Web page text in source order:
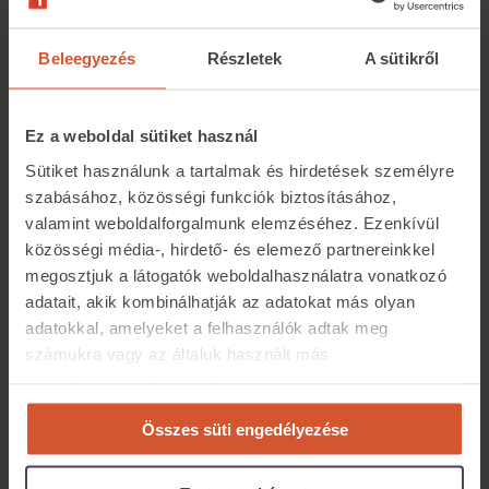
Beleegyezés Részletek A sütikről
Ez a weboldal sütiket használ
Sütiket használunk a tartalmak és hirdetések személyre
szabásához, közösségi funkciók biztosításához,
valamint weboldalforgalmunk elemzéséhez. Ezenkívül
közösségi média-, hirdető- és elemező partnereinkkel
megosztjuk a látogatók weboldalhasználatra vonatkozó
adatait, akik kombinálhatják az adatokat más olyan
adatokkal, amelyeket a felhasználók adtak meg
számukra vagy az általuk használt más
Összes süti engedélyezése
Ezek voltak a 2023-as albérletpiac
rekordjai
Az év vége közeledtével az ingatlan.com a saját
adataiból összegyűjtötte az idei albérletpiaci “legeket”
is. Kecskeméten, Debrecenben és Szegeden is lehetett
közül a legolcsóbb a Nógrád vármegyei Jobbágyiban
található 38 négyzetméteres téglaépítésű lakás volt,